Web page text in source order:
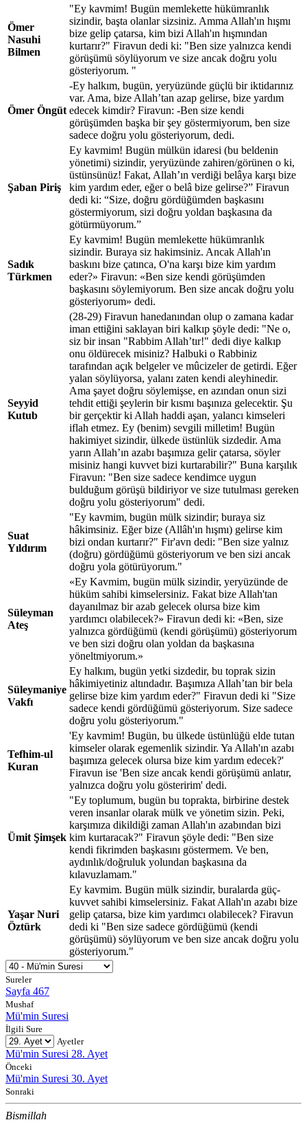
Ömer
Nasuhi
Bilmen
"Ey kavmim! Bugün memlekette hükümranlık
sizindir, başta olanlar sizsiniz. Amma Allah'ın hışmı
bize gelip çatarsa, kim bizi Allah'ın hışmından
kurtarır?" Firavun dedi ki: "Ben size yalnızca kendi
görüşümü söylüyorum ve size ancak doğru yolu
gösteriyorum. "
Ömer Öngüt
-Ey halkım, bugün, yeryüzünde güçlü bir iktidarınız
var. Ama, bize Allah’tan azap gelirse, bize yardım
edecek kimdir? Firavun: -Ben size kendi
görüşümden başka bir şey göstermiyorum, ben size
sadece doğru yolu gösteriyorum, dedi.
Şaban Piriş
Ey kavmim! Bugün mülkün idaresi (bu beldenin
yönetimi) sizindir, yeryüzünde zahiren/görünen o ki,
üstünsünüz! Fakat, Allah’ın verdiği belâya karşı bize
kim yardım eder, eğer o belâ bize gelirse?” Firavun
dedi ki: “Size, doğru gördüğümden başkasını
göstermiyorum, sizi doğru yoldan başkasına da
götürmüyorum.”
Sadık
Türkmen
Ey kavmim! Bugün memlekette hükümranlık
sizindir. Buraya siz hakimsiniz. Ancak Allah'ın
baskını bize çatınca, O'na karşı bize kim yardım
eder?» Firavun: «Ben size kendi görüşümden
başkasını söylemiyorum. Ben size ancak doğru yolu
gösteriyorum» dedi.
Seyyid
Kutub
(28-29) Firavun hanedanından olup o zamana kadar
iman ettiğini saklayan biri kalkıp şöyle dedi: "Ne o,
siz bir insan "Rabbim Allah’tır!" dedi diye kalkıp
onu öldürecek misiniz? Halbuki o Rabbiniz
tarafından açık belgeler ve mûcizeler de getirdi. Eğer
yalan söylüyorsa, yalanı zaten kendi aleyhinedir.
Ama şayet doğru söylemişse, en azından onun sizi
tehdit ettiği şeylerin bir kısmı başınıza gelecektir. Şu
bir gerçektir ki Allah haddi aşan, yalancı kimseleri
iflah etmez. Ey (benim) sevgili milletim! Bugün
hakimiyet sizindir, ülkede üstünlük sizdedir. Ama
yarın Allah’ın azabı başımıza gelir çatarsa, söyler
misiniz hangi kuvvet bizi kurtarabilir?" Buna karşılık
Firavun: "Ben size sadece kendimce uygun
bulduğum görüşü bildiriyor ve size tutulması gereken
doğru yolu gösteriyorum" dedi.
Suat
Yıldırım
"Ey kavmim, bugün mülk sizindir; buraya siz
hâkimsiniz. Eğer bize (Allâh'ın hışmı) gelirse kim
bizi ondan kurtarır?" Fir'avn dedi: "Ben size yalnız
(doğru) gördüğümü gösteriyorum ve ben sizi ancak
doğru yola götürüyorum."
Süleyman
Ateş
«Ey Kavmim, bugün mülk sizindir, yeryüzünde de
hüküm sahibi kimselersiniz. Fakat bize Allah'tan
dayanılmaz bir azab gelecek olursa bize kim
yardımcı olabilecek?» Firavun dedi ki: «Ben, size
yalnızca gördüğümü (kendi görüşümü) gösteriyorum
ve ben sizi doğru olan yoldan da başkasına
yöneltmiyorum.»
Süleymaniye
Vakfı
Ey halkım, bugün yetki sizdedir, bu toprak sizin
hâkimiyetiniz altındadır. Başımıza Allah’tan bir bela
gelirse bize kim yardım eder?" Firavun dedi ki "Size
sadece kendi gördüğümü gösteriyorum. Size sadece
doğru yolu gösteriyorum."
Tefhim-ul
Kuran
'Ey kavmim! Bugün, bu ülkede üstünlüğü elde tutan
kimseler olarak egemenlik sizindir. Ya Allah'ın azabı
başımıza gelecek olursa bize kim yardım edecek?'
Firavun ise 'Ben size ancak kendi görüşümü anlatır,
yalnızca doğru yolu gösteririm' dedi.
Ümit Şimşek
"Ey toplumum, bugün bu toprakta, birbirine destek
veren insanlar olarak mülk ve yönetim sizin. Peki,
karşımıza dikildiği zaman Allah'ın azabından bizi
kim kurtaracak?" Firavun şöyle dedi: "Ben size
kendi fikrimden başkasını göstermem. Ve ben,
aydınlık/doğruluk yolundan başkasına da
kılavuzlamam."
Yaşar Nuri
Öztürk
Ey kavmim. Bugün mülk sizindir, buralarda güç-
kuvvet sahibi kimselersiniz. Fakat Allah'ın azabı bize
gelip çatarsa, bize kim yardımcı olabilecek? Firavun
dedi ki "Ben size sadece gördüğümü (kendi
görüşümü) söylüyorum ve ben size ancak doğru yolu
gösteriyorum."
Sureler
Sayfa 467
Mushaf
Mü'min Suresi
İlgili Sure
Ayetler
Mü'min Suresi 28. Ayet
Önceki
Mü'min Suresi 30. Ayet
Sonraki
Bismillah